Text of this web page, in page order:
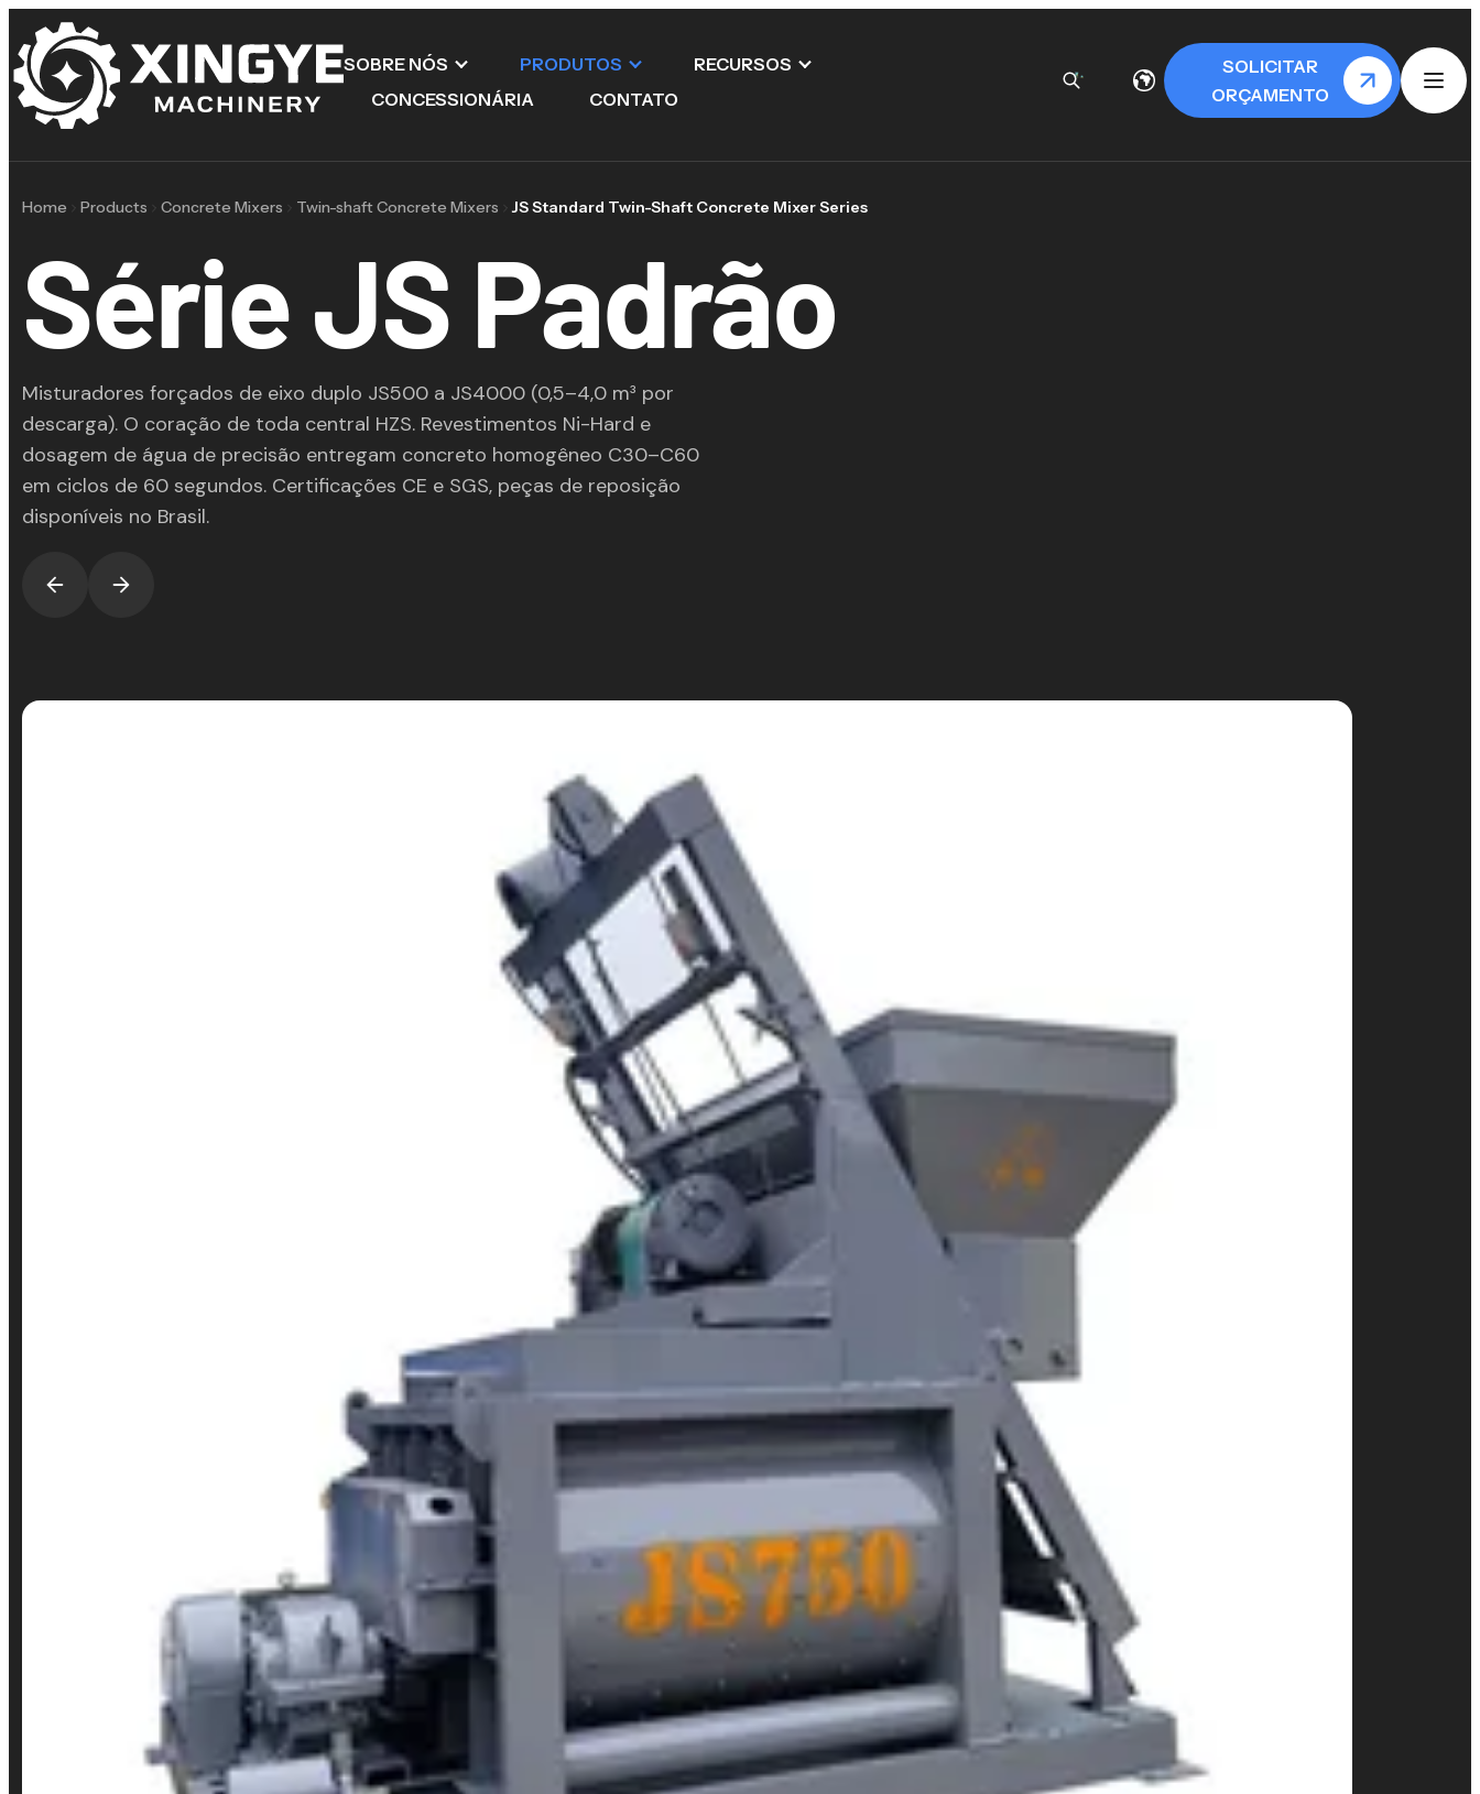
SOBRE NÓS PRODUTOS
RECURSOS
CONCESSIONÁRIA
CONTATO
SOLICITAR
ORÇAMENTO
Home Products Concrete Mixers Twin-shaft Concrete Mixers JS Standard Twin-Shaft Concrete Mixer Series
Série JS Padrão
Misturadores forçados de eixo duplo JS500 a JS4000 (0,5–4,0 m³ por
descarga). O coração de toda central HZS. Revestimentos Ni-Hard e
dosagem de água de precisão entregam concreto homogêneo C30–C60
em ciclos de 60 segundos. Certificações CE e SGS, peças de reposição
disponíveis no Brasil.